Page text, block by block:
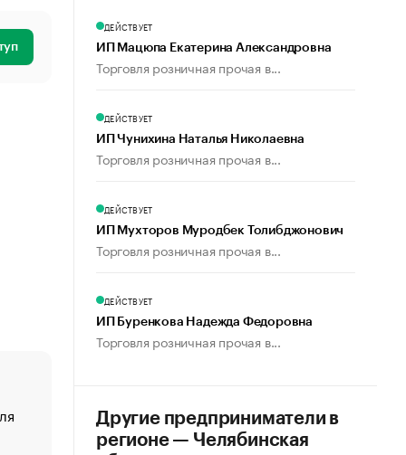
«От спорта тело стареет иначе». Как живет глава
создавшей GTA
ДЕЙСТВУЕТ
ИП Мацюпа Екатерина Александровна
Торговля розничная прочая в...
ДЕЙСТВУЕТ
ИП Чунихина Наталья Николаевна
Торговля розничная прочая в...
ДЕЙСТВУЕТ
ИП Мухторов Муродбек Толибджонович
Торговля розничная прочая в...
ДЕЙСТВУЕТ
ИП Буренкова Надежда Федоровна
Торговля розничная прочая в...
Другие предприниматели в
регионе — Челябинская